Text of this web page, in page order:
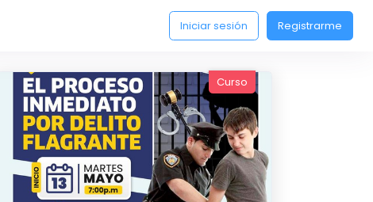
Iniciar sesión Registrarme
Curso